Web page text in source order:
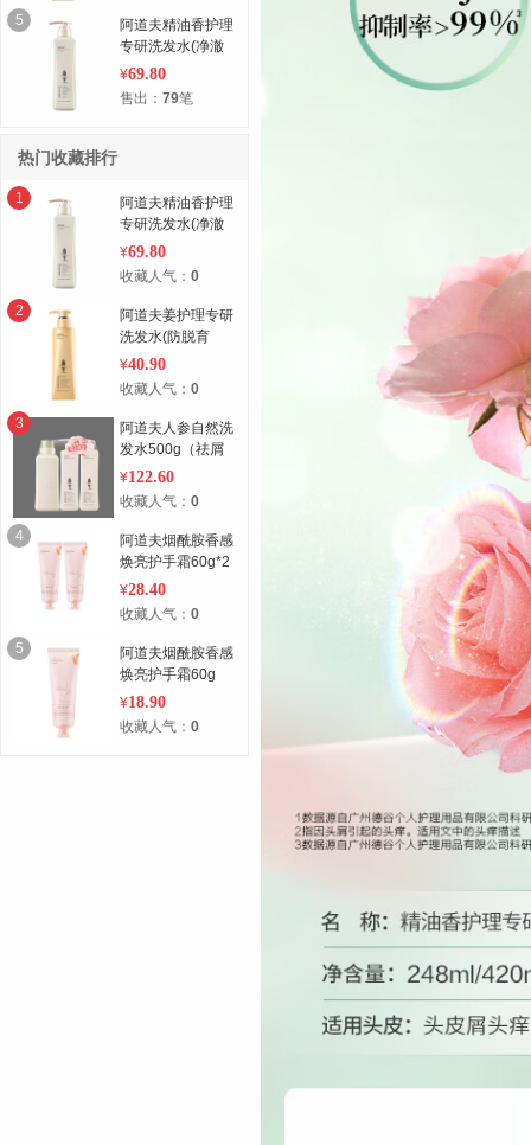
5
阿道夫精油香护理
专研洗发水(净澈
清爽)680ml
¥69.80
售出： 79笔
热门收藏排行
1
阿道夫精油香护理
专研洗发水(净澈
清爽)680ml
¥69.80
收藏人气： 0
2
阿道夫姜护理专研
洗发水(防脱育
发)300ml
¥40.90
收藏人气： 0
3
阿道夫人参自然洗
发水500g（祛屑
止痒）+人参自然
洗发水（五项专
研）500g+洗衣凝
露（鸢尾柔情）
620ML
¥122.60
收藏人气： 0
4
阿道夫烟酰胺香感
焕亮护手霜60g*2
¥28.40
收藏人气： 0
5
阿道夫烟酰胺香感
焕亮护手霜60g
¥18.90
收藏人气： 0